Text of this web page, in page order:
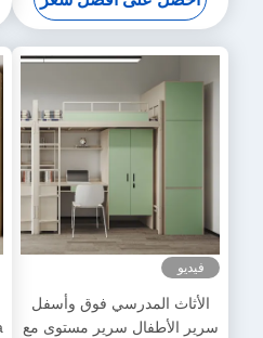
فيديو
الأثاث المدرسي فوق وأسفل
سرير الأطفال سرير مستوى مع